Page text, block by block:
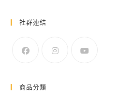
頁
社群連結
商品分類